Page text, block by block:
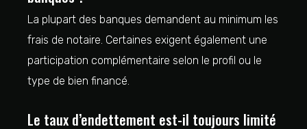
La plupart des banques demandent au minimum les
frais de notaire. Certaines exigent également une
participation complémentaire selon le profil ou le
type de bien financé.
Le taux d’endettement est-il toujours limité